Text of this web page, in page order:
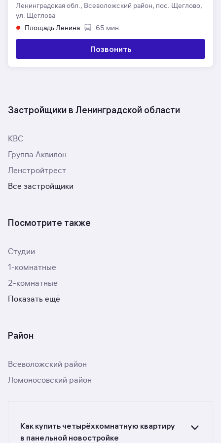
Ленинградская обл., Всеволожский район, пос. Щеглово,
ул. Щеглова
Площадь Ленина
65 мин.
Позвонить
Застройщики в Ленинградской области
КВС
Группа Аквилон
Ленстройтрест
Все застройщики
Посмотрите также
Студии
1-комнатные
2-комнатные
Показать ещё
Район
Всеволожский район
Ломоносовский район
Как купить четырёхкомнатную квартиру
в панельной новостройке